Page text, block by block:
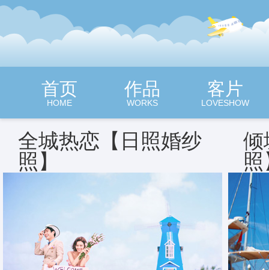
蜜摄影
首页
HOME
作品
WORKS
客片
LOVESHOW
全城热恋【日照婚纱
照】
倾
照